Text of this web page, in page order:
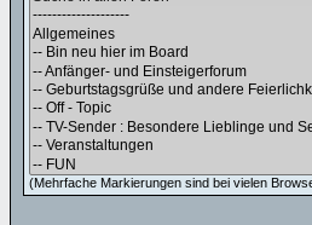
(Mehrfache Markierungen sind bei vielen